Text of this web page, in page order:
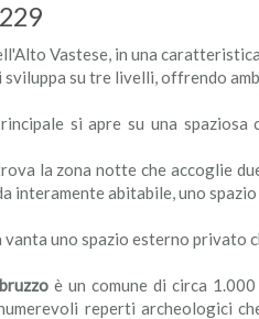
Vastese, in una
sviluppa su tre livelli, offrendo
si apre su una
la zona notte che accoglie
interamente abitabile, uno
uno spazio esterno privato
è un comune di circa
reperti archeologici